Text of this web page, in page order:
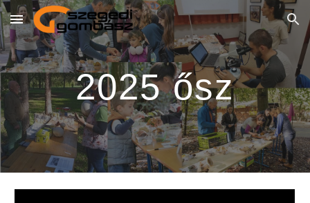
Skip to main content Skip to navigation
2025ősz